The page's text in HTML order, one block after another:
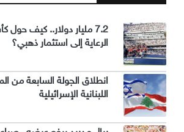
7.2 مليار دولار.. كيف حول
الرعاية إلى استثمار ذهبي؟
انطلاق الجولة السابعة من
اللبنانية الإسرائيلية